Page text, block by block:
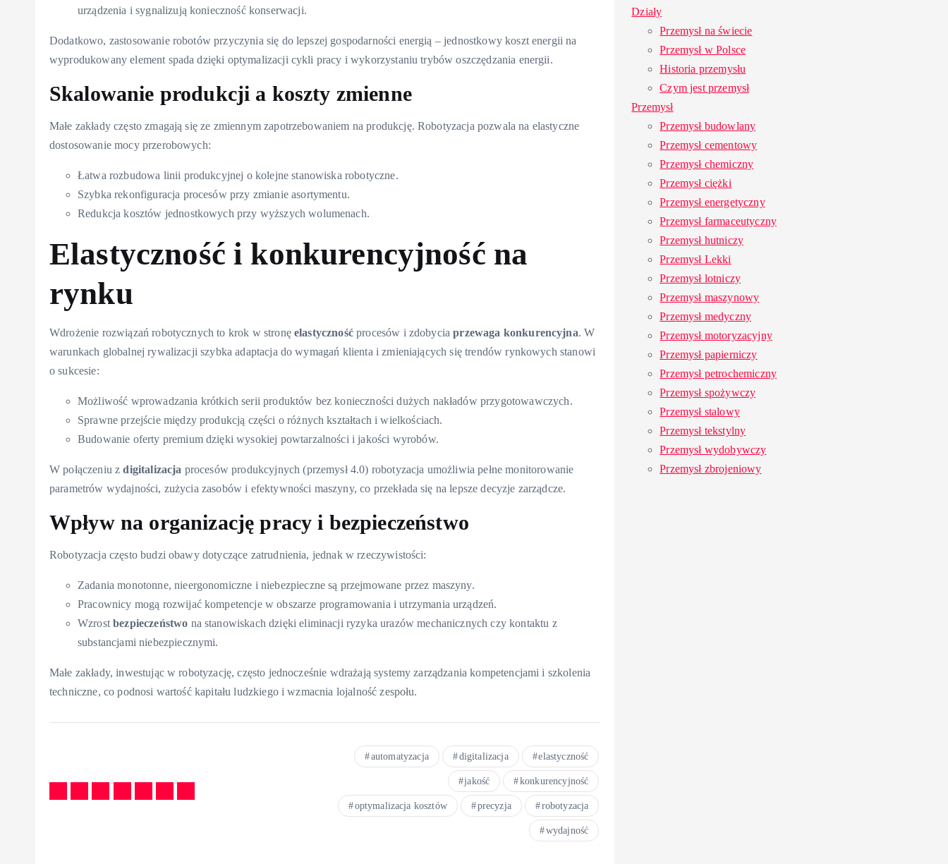
urządzenia i sygnalizują konieczność konserwacji.
Dodatkowo, zastosowanie robotów przyczynia się do lepszej gospodarności energią – jednostkowy koszt energii na
wyprodukowany element spada dzięki optymalizacji cykli pracy i wykorzystaniu trybów oszczędzania energii.
Skalowanie produkcji a koszty zmienne
Małe zakłady często zmagają się ze zmiennym zapotrzebowaniem na produkcję. Robotyzacja pozwala na elastyczne
dostosowanie mocy przerobowych:
Łatwa rozbudowa linii produkcyjnej o kolejne stanowiska robotyczne.
Szybka rekonfiguracja procesów przy zmianie asortymentu.
Redukcja kosztów jednostkowych przy wyższych wolumenach.
Elastyczność i konkurencyjność na
rynku
Wdrożenie rozwiązań robotycznych to krok w stronę elastycznośćprocesów i zdobyciaprzewaga konkurencyjna. W
warunkach globalnej rywalizacji szybka adaptacja do wymagań klienta i zmieniających się trendów rynkowych stanowi
o sukcesie:
Możliwość wprowadzania krótkich serii produktów bez konieczności dużych nakładów przygotowawczych.
Sprawne przejście między produkcją części o różnych kształtach i wielkościach.
Budowanie oferty premium dzięki wysokiej powtarzalności i jakości wyrobów.
W połączeniu zdigitalizacja procesów produkcyjnych (przemysł 4.0) robotyzacja umożliwia pełne monitorowanie
parametrów wydajności, zużycia zasobów i efektywności maszyny, co przekłada się na lepsze decyzje zarządcze.
Wpływ na organizację pracy i bezpieczeństwo
Robotyzacja często budzi obawy dotyczące zatrudnienia, jednak w rzeczywistości:
Zadania monotonne, nieergonomiczne i niebezpieczne są przejmowane przez maszyny.
Pracownicy mogą rozwijać kompetencje w obszarze programowania i utrzymania urządzeń.
Wzrostbezpieczeństwo na stanowiskach dzięki eliminacji ryzyka urazów mechanicznych czy kontaktu z
substancjami niebezpiecznymi.
Małe zakłady, inwestując w robotyzację, często jednocześnie wdrażają systemy zarządzania kompetencjami i szkolenia
techniczne, co podnosi wartość kapitału ludzkiego i wzmacnia lojalność zespołu.
automatyzacja digitalizacja elastyczność
jakość konkurencyjność
optymalizacja kosztów precyzja robotyzacja
wydajność
Działy
Przemysł na świecie
Przemysł w Polsce
Historia przemysłu
Czym jest przemysł
Przemysł
Przemysł budowlany
Przemysł cementowy
Przemysł chemiczny
Przemysł ciężki
Przemysł energetyczny
Przemysł farmaceutyczny
Przemysł hutniczy
Przemysł Lekki
Przemysł lotniczy
Przemysł maszynowy
Przemysł medyczny
Przemysł motoryzacyjny
Przemysł papierniczy
Przemysł petrochemiczny
Przemysł spożywczy
Przemysł stalowy
Przemysł tekstylny
Przemysł wydobywczy
Przemysł zbrojeniowy